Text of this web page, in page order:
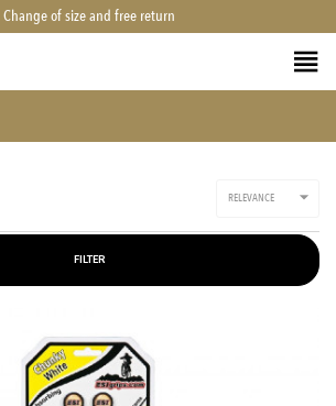
Change of size and free return
RELEVANCE 
FILTER